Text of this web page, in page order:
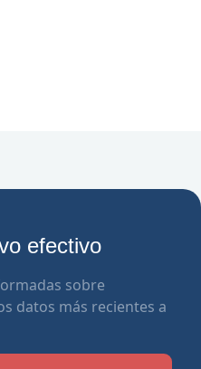
efectivo
sobre
datos más recientes a